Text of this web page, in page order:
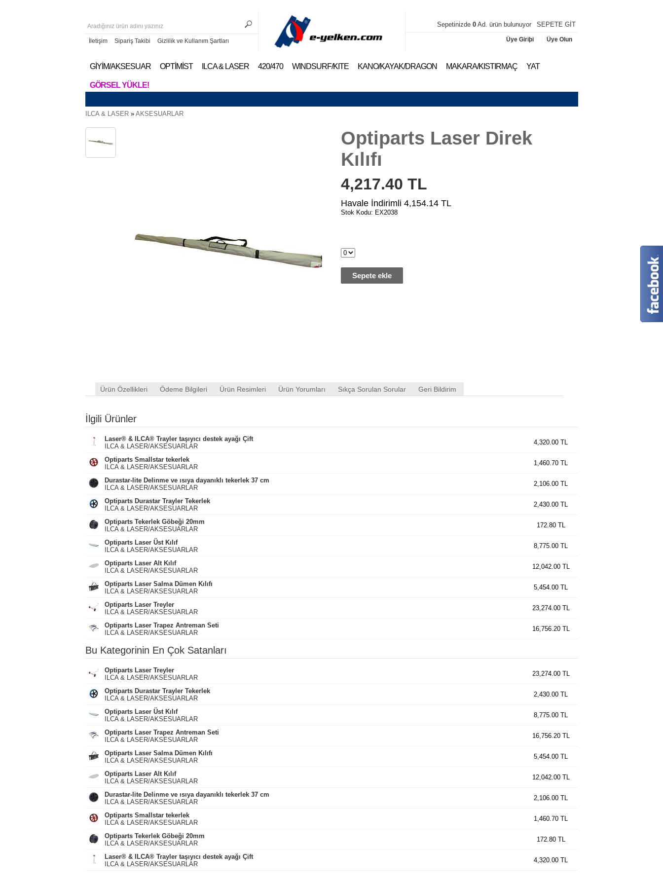
İletişim Sipariş Takibi Gizlilik ve Kullanım Şartları
Sepetinizde 0Ad. ürün bulunuyor SEPETE GİT
Üye Giriþi Üye Olun
GİYİM/AKSESUAR OPTİMİST ILCA & LASER 420/470 WINDSURF/KITE KANO/KAYAK/DRAGON MAKARA/KISTIRMAÇ YAT
GÖRSEL YÜKLE!
ILCA & LASER» AKSESUARLAR
Optiparts Laser Direk
Kılıfı
4,217.40 TL
Havale İndirimli 4,154.14TL
Stok Kodu: EX2038
Sepete ekle
Ürün Özellikleri Ödeme Bilgileri Ürün Resimleri Ürün Yorumları Sıkça Sorulan Sorular Geri Bildirim
İlgili Ürünler
Laser® & ILCA® Trayler taşıyıcı destek ayağı Çift
ILCA & LASER/AKSESUARLAR
4,320.00 TL
Optiparts Smallstar tekerlek
ILCA & LASER/AKSESUARLAR
1,460.70 TL
Durastar-lite Delinme ve ısıya dayanıklı tekerlek 37 cm
ILCA & LASER/AKSESUARLAR
2,106.00 TL
Optiparts Durastar Trayler Tekerlek
ILCA & LASER/AKSESUARLAR
2,430.00 TL
Optiparts Tekerlek Göbeği 20mm
ILCA & LASER/AKSESUARLAR
172.80 TL
Optiparts Laser Üst Kılıf
ILCA & LASER/AKSESUARLAR
8,775.00 TL
Optiparts Laser Alt Kılıf
ILCA & LASER/AKSESUARLAR
12,042.00 TL
Optiparts Laser Salma Dümen Kılıfı
ILCA & LASER/AKSESUARLAR
5,454.00 TL
Optiparts Laser Treyler
ILCA & LASER/AKSESUARLAR
23,274.00 TL
Optiparts Laser Trapez Antreman Seti
ILCA & LASER/AKSESUARLAR
16,756.20 TL
Bu Kategorinin En Çok Satanları
Optiparts Laser Treyler
ILCA & LASER/AKSESUARLAR
23,274.00 TL
Optiparts Durastar Trayler Tekerlek
ILCA & LASER/AKSESUARLAR
2,430.00 TL
Optiparts Laser Üst Kılıf
ILCA & LASER/AKSESUARLAR
8,775.00 TL
Optiparts Laser Trapez Antreman Seti
ILCA & LASER/AKSESUARLAR
16,756.20 TL
Optiparts Laser Salma Dümen Kılıfı
ILCA & LASER/AKSESUARLAR
5,454.00 TL
Optiparts Laser Alt Kılıf
ILCA & LASER/AKSESUARLAR
12,042.00 TL
Durastar-lite Delinme ve ısıya dayanıklı tekerlek 37 cm
ILCA & LASER/AKSESUARLAR
2,106.00 TL
Optiparts Smallstar tekerlek
ILCA & LASER/AKSESUARLAR
1,460.70 TL
Optiparts Tekerlek Göbeği 20mm
ILCA & LASER/AKSESUARLAR
172.80 TL
Laser® & ILCA® Trayler taşıyıcı destek ayağı Çift
ILCA & LASER/AKSESUARLAR
4,320.00 TL